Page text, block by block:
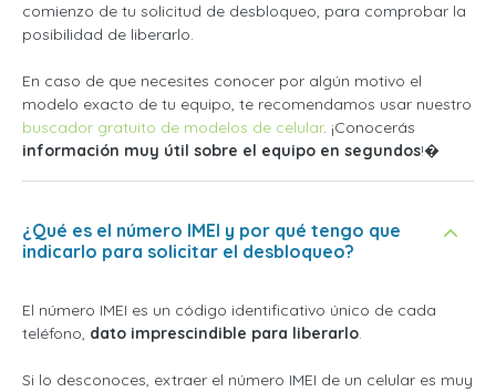
comienzo de tu solicitud de desbloqueo, para comprobar la
posibilidad de liberarlo.
En caso de que necesites conocer por algún motivo el
modelo exacto de tu equipo, te recomendamos usar nuestro
buscador gratuito de modelos de celular. ¡Conocerás
información muy útil sobre el equipo en segundos!�
¿Qué es el número IMEI y por qué tengo que
indicarlo para solicitar el desbloqueo?
El número IMEI es un código identificativo único de cada
teléfono, dato imprescindible para liberarlo.
Si lo desconoces, extraer el número IMEI de un celular es muy